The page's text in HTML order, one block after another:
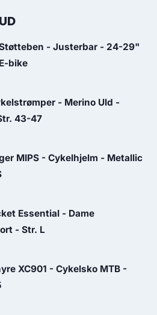
is:
- Justerbar - 24-29"
bike
- Merino Uld -
43-47
MIPS - Cykelhjelm - Metallic
Essential - Dame
- Str. L
XC901 - Cykelsko MTB -